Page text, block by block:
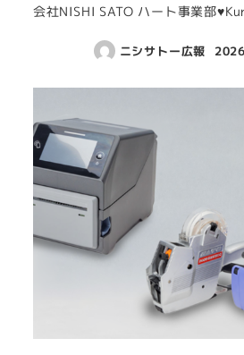
会社NISHI SATO ハート事業部
ニシサトー広報